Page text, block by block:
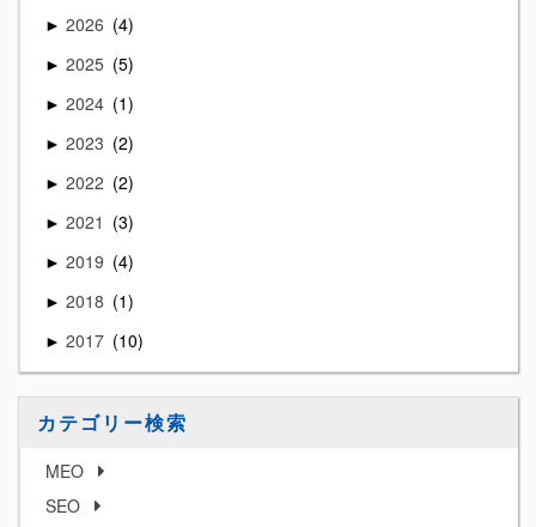
► 2026 4
► 2025 5
► 2024 1
► 2023 2
► 2022 2
► 2021 3
► 2019 4
► 2018 1
► 2017 10
カテゴリー検索
MEO
SEO